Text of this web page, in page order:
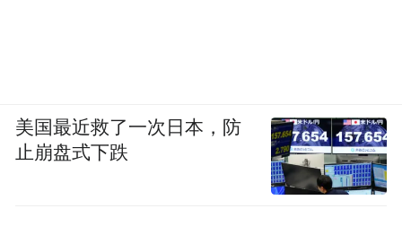
美国最近救了一次日本，防
止崩盘式下跌